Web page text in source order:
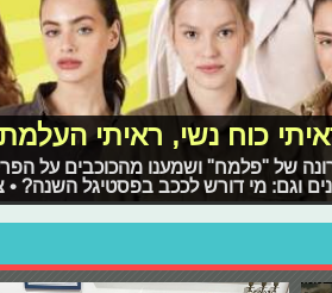
כוח נשי, ראיתי
של "פלמח" ושמענו מהכוכבים על
וגם: מי דורש לככב בפסטיגל השנה? •